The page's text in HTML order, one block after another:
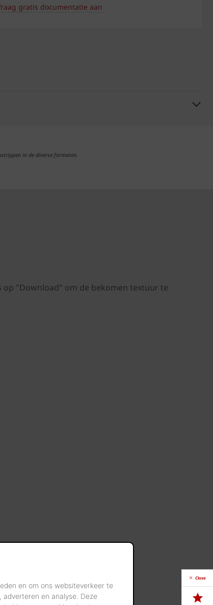
en om ons websiteverkeer te
en analyse. Deze
gratis documentatie aan
in de diverse formaten.
op "Download" om de bekomen textuur te
Close